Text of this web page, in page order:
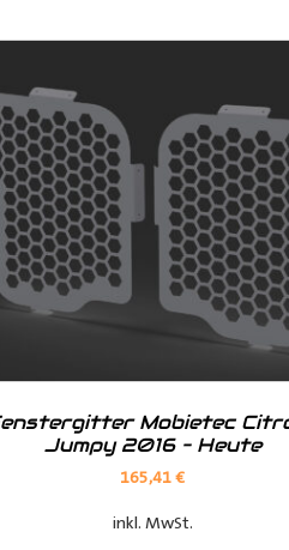
Ihren Transporter zu verbessern
und abgerundetes
Mobietec
Jumpy 2016 – Heute
165,41€
inkl. MwSt.